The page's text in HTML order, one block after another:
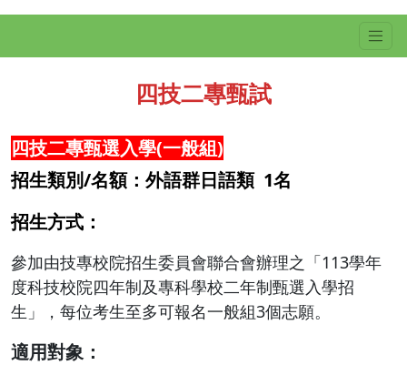
四技二專甄試
四技二專甄選入學(一般組)
招生類別/名額：外語群日語類 1名
招生方式：
參加由技專校院招生委員會聯合會辦理之「113學年
度科技校院四年制及專科學校二年制甄選入學招
生」，每位考生至多可報名一般組3個志願。
適用對象：